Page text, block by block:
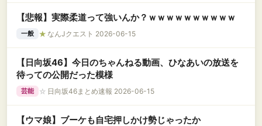
【悲報】実際柔道って強いんか？ｗｗｗｗｗｗｗｗｗｗ
一般 ★ なんJクエスト 2026-06-15
【日向坂46】今日のちゃんねる動画、ひなあいの放送を
待っての公開だった模様
芸能 ☆ 日向坂46まとめ速報 2026-06-15
【ウマ娘】ブーケも自宅押しかけ勢じゃったか